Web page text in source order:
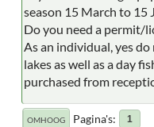
season 15 March to 15
Do you need a permit/
As an individual, yes
lakes as well as a day
purchased from
OMHOOG Pagina's 1